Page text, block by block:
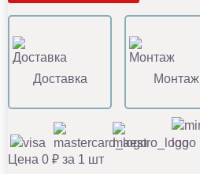
Доставка Монтаж
Цена 0 ₽ за 1 шт